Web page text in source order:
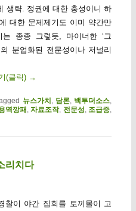
생략. 정권에 대한 충성이니 하
대한 문제제기도 이미 약간만
종종 그렇듯, 마이너한 ‘그
분업화된 전문성이나 저널리
(클릭) →
뉴스가치 , 담론, 백투더소스,
역깡패 ,자료조작, 전문성,조급증,
리치다
찰이 야간 집회를 토끼몰이 고